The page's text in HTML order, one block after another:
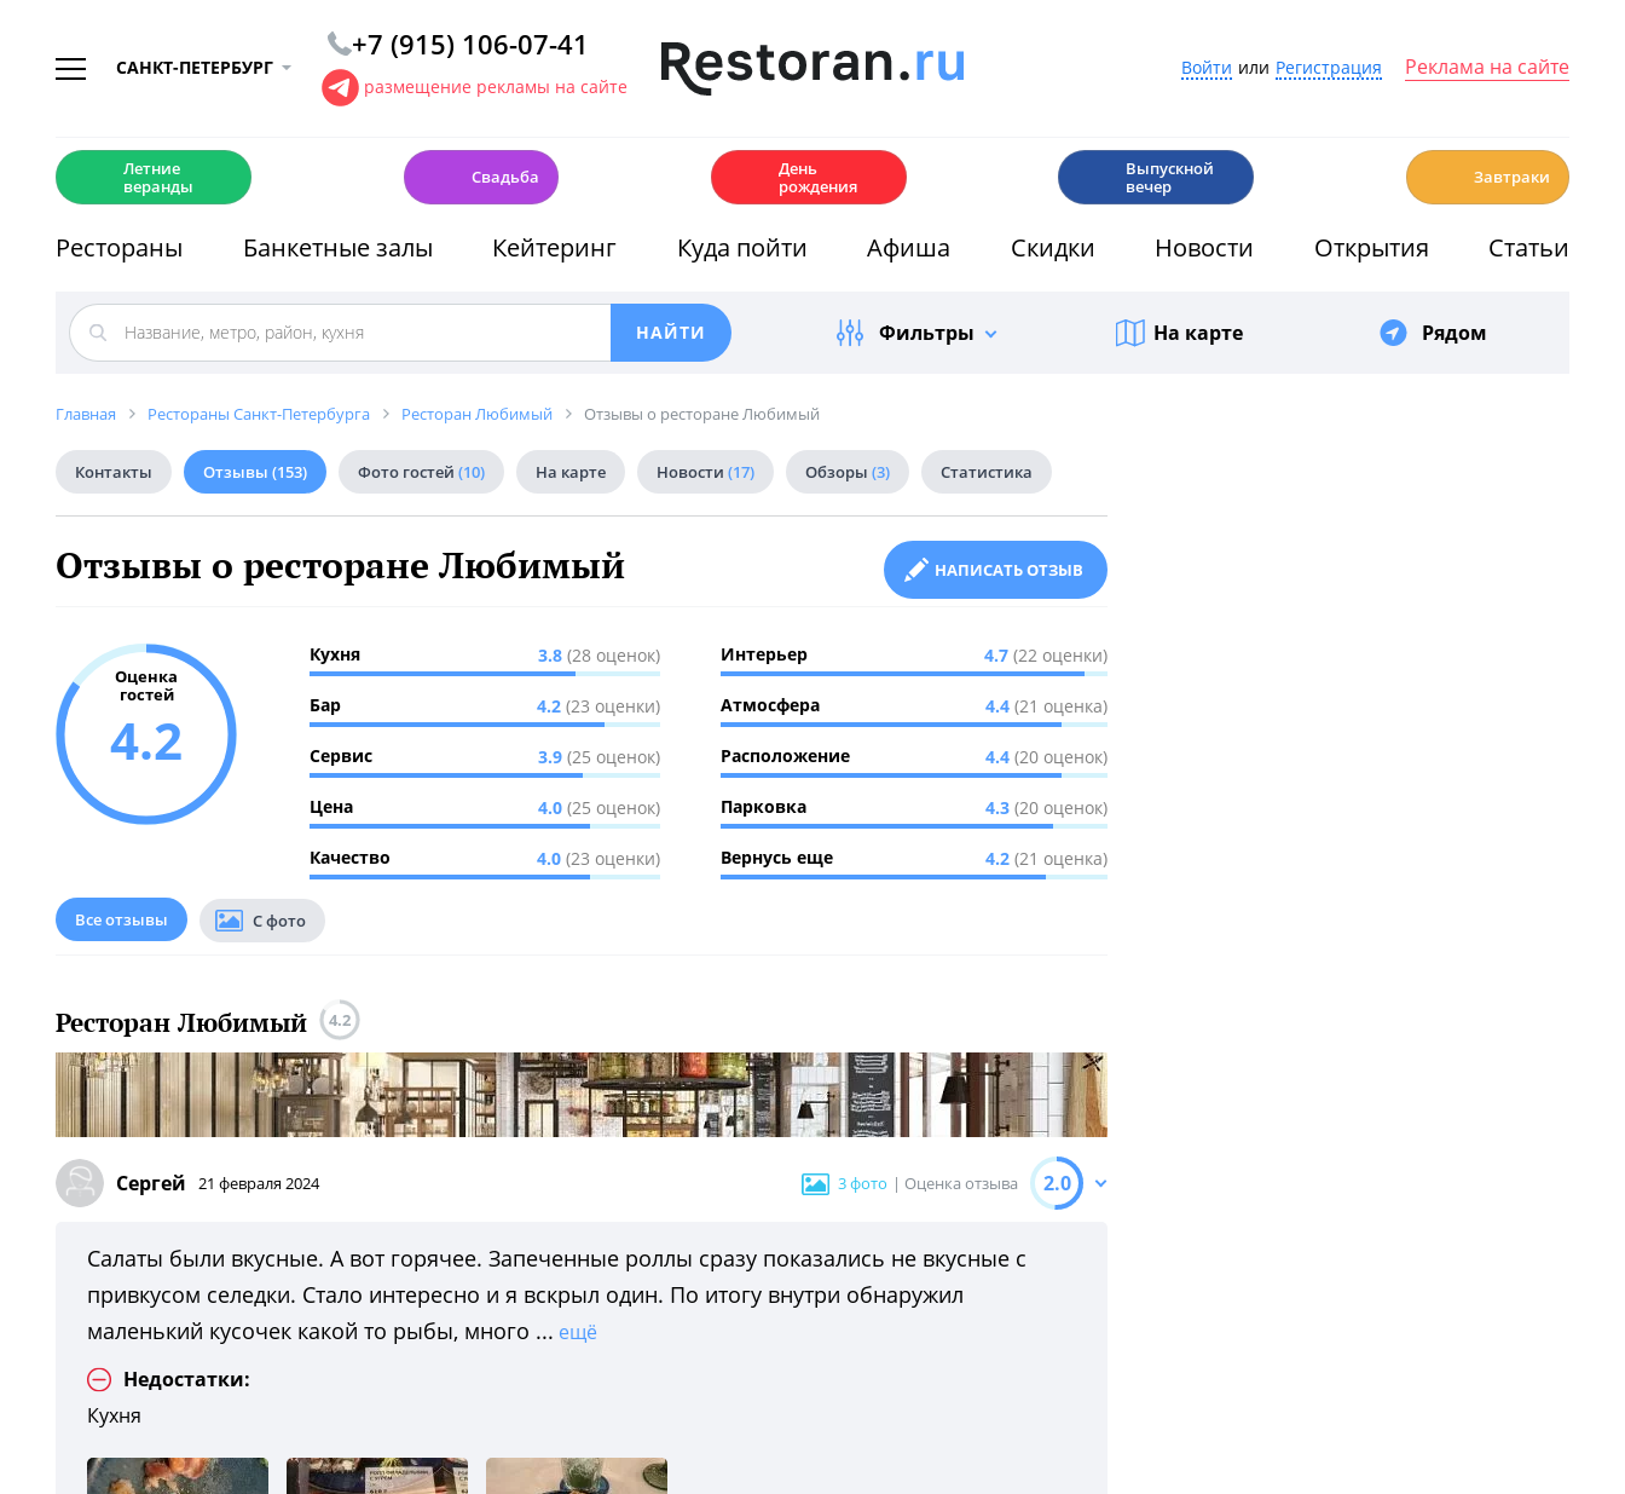
САНКТ-ПЕТЕРБУРГ
+7 (915) 106-07-41
размещение рекламы на сайте
Войти или Регистрация Реклама на сайте
Летние
веранды
Свадьба
День
рождения
Выпускной
вечер
Завтраки
Рестораны Банкетные залы Кейтеринг Куда пойти Афиша Скидки Новости Открытия Статьи
Фильтры На карте Рядом
Главная Рестораны Санкт-Петербурга Ресторан Любимый Отзывы о ресторане Любимый
Контакты Отзывы (153) Фото гостей (10) На карте Новости (17) Обзоры (3) Статистика
Отзывы о ресторане Любимый НАПИСАТЬ ОТЗЫВ
Оценка
гостей
4.2
Кухня 3.8 (28 оценок)
Бар 4.2 (23 оценки)
Сервис 3.9 (25 оценок)
Цена 4.0 (25 оценок)
Качество 4.0 (23 оценки)
Интерьер 4.7 (22 оценки)
Атмосфера 4.4 (21 оценка)
Расположение 4.4 (20 оценок)
Парковка 4.3 (20 оценок)
Вернусь еще 4.2 (21 оценка)
Все отзывы С фото
Ресторан Любимый 4.2
Сергей 21 февраля 2024 3 фото | Оценка отзыва 2.0
Салаты были вкусные. А вот горячее. Запеченные роллы сразу показались не вкусные с
привкусом селедки. Стало интересно и я вскрыл один. По итогу внутри обнаружил
маленький кусочек какой то рыбы, много ... ещё
Недостатки:
Кухня